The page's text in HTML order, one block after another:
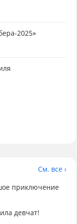
2025»
См. все ›
приключение
девчат!